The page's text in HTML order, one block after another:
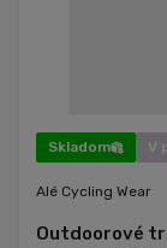
Skladom V
Alé Cycling Wear
Outdoorové